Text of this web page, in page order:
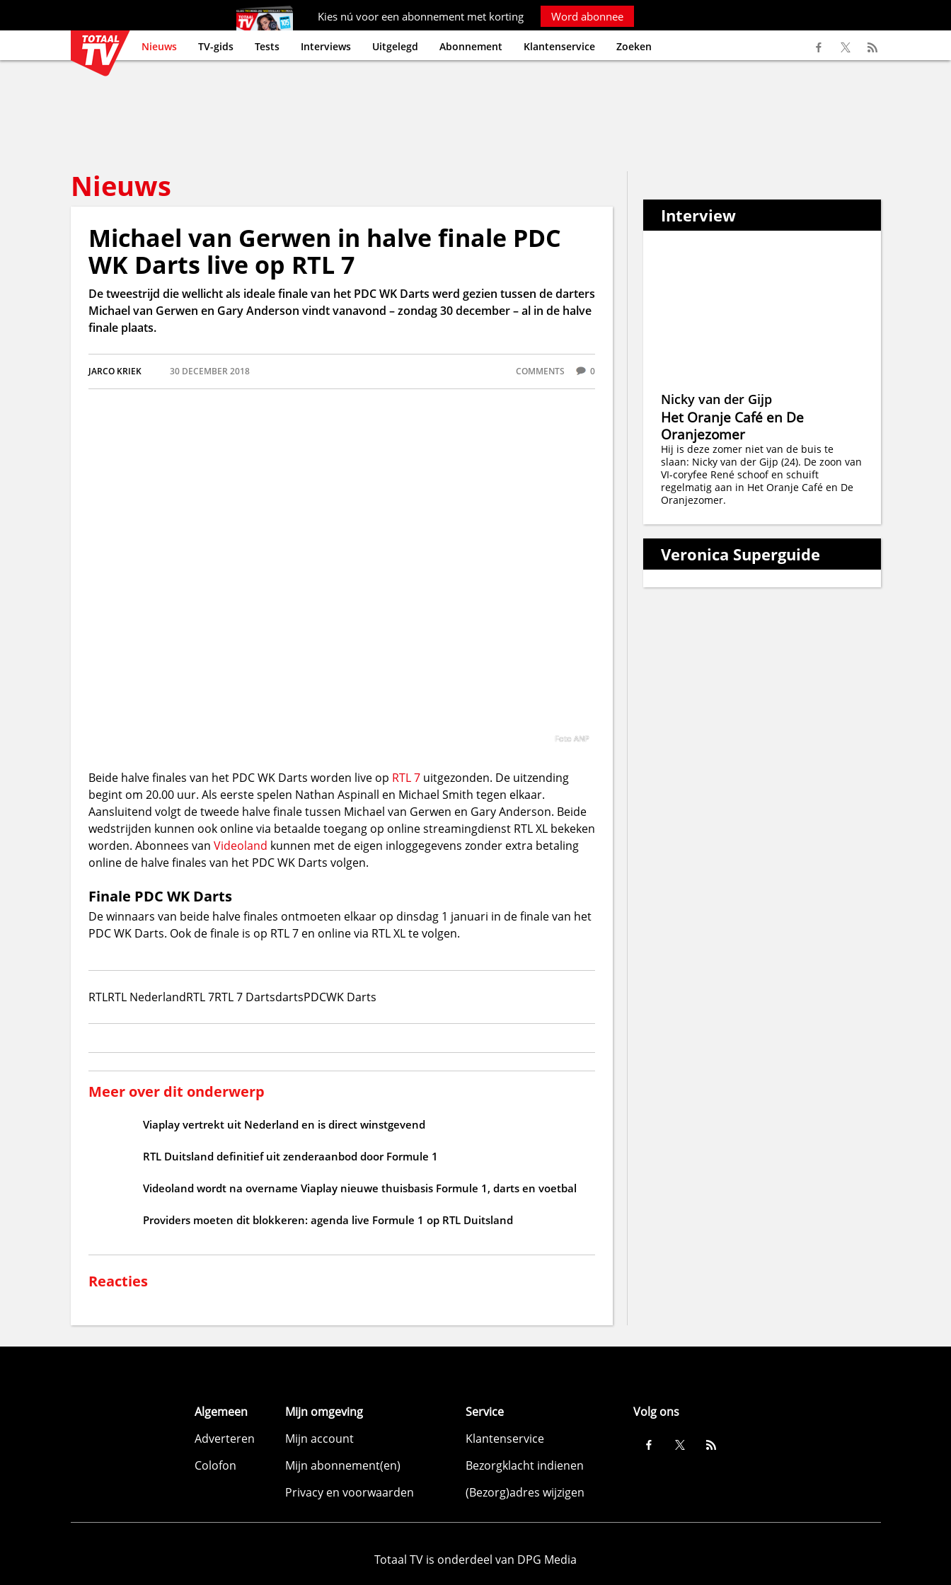
Kies nú voor een abonnement met korting Word abonnee
Nieuws TV-gids Tests Interviews Uitgelegd Abonnement Klantenservice Zoeken
Nieuws
Michael van Gerwen in halve finale PDC
WK Darts live op RTL 7
De tweestrijd die wellicht als ideale finale van het PDC WK Darts werd gezien tussen de darters
Michael van Gerwen en Gary Anderson vindt vanavond – zondag 30 december – al in de halve
finale plaats.
JARCO KRIEK 30 DECEMBER 2018 COMMENTS 0
Foto ANP
Beide halve finales van het PDC WK Darts worden live op RTL 7uitgezonden. De uitzending
begint om 20.00 uur. Als eerste spelen Nathan Aspinall en Michael Smith tegen elkaar.
Aansluitend volgt de tweede halve finale tussen Michael van Gerwen en Gary Anderson. Beide
wedstrijden kunnen ook online via betaalde toegang op online streamingdienst RTL XL bekeken
worden. Abonnees van Videoland kunnen met de eigen inloggegevens zonder extra betaling
online de halve finales van het PDC WK Darts volgen.
Finale PDC WK Darts
De winnaars van beide halve finales ontmoeten elkaar op dinsdag 1 januari in de finale van het
PDC WK Darts. Ook de finale is op RTL 7 en online via RTL XL te volgen.
RTLRTL NederlandRTL 7RTL 7 DartsdartsPDCWK Darts
Meer over dit onderwerp
Viaplay vertrekt uit Nederland en is direct winstgevend
RTL Duitsland definitief uit zenderaanbod door Formule 1
Videoland wordt na overname Viaplay nieuwe thuisbasis Formule 1, darts en voetbal
Providers moeten dit blokkeren: agenda live Formule 1 op RTL Duitsland
Reacties
Interview
Nicky van der Gijp
Het Oranje Café en De
Oranjezomer
Hij is deze zomer niet van de buis te
slaan: Nicky van der Gijp (24). De zoon van
VI-coryfee René schoof en schuift
regelmatig aan in Het Oranje Café en De
Oranjezomer.
Veronica Superguide
Algemeen
Adverteren
Colofon
Mijn omgeving
Mijn account
Mijn abonnement(en)
Privacy en voorwaarden
Service
Klantenservice
Bezorgklacht indienen
(Bezorg)adres wijzigen
Volg ons
Totaal TV is onderdeel van DPG Media